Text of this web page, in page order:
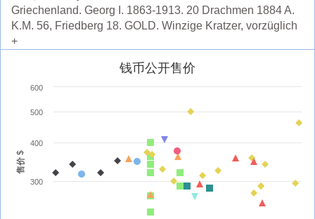
Griechenland. Georg I. 1863-1913. 20 Drachmen 1884 A.
K.M. 56, Friedberg 18. GOLD. Winzige Kratzer, vorzüglich
+